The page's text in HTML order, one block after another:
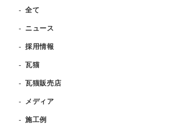
全て
ニュース
採用情報
瓦猫
瓦猫販売店
メディア
施工例